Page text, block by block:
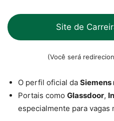
Site de
(Você será
O perfil oficial da Siemens
Portais como Glassdoor,
especialmente para vagas